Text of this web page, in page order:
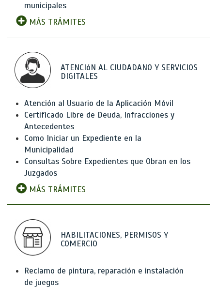
municipales
MÁS TRÁMITES
ATENCIóN AL CIUDADANO Y SERVICIOS
DIGITALES
Atención al Usuario de la Aplicación Móvil
Certificado Libre de Deuda, Infracciones y
Antecedentes
Como Iniciar un Expediente en la
Municipalidad
Consultas Sobre Expedientes que Obran en los
Juzgados
MÁS TRÁMITES
HABILITACIONES, PERMISOS Y
COMERCIO
Reclamo de pintura, reparación e instalación
de juegos